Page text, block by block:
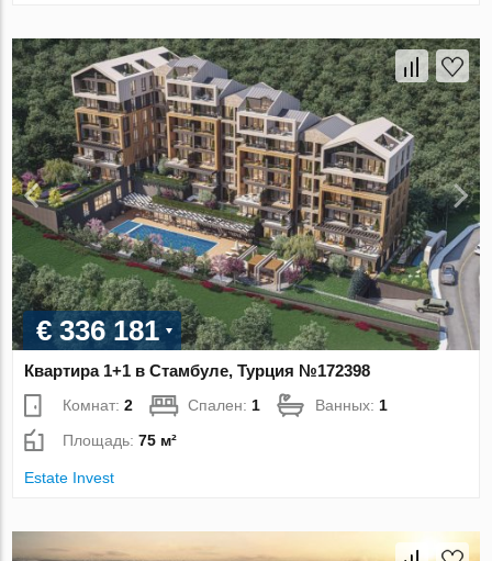
€ 336 181
Квартира 1+1 в Стамбуле, Турция №172398
Комнат:2 Спален: 1 Ванных: 1
Площадь:75 м²
Estate Invest